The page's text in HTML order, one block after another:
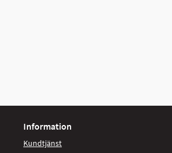
Information
Kundtjänst